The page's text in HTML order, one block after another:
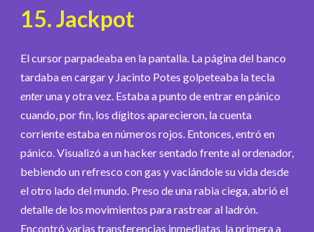
15. Jackpot
El cursor parpadeaba en la pantalla. La página del banco
tardaba en cargar y Jacinto Potes golpeteaba la tecla
enteruna y otra vez. Estaba a punto de entrar en pánico
cuando, por fin, los dígitos aparecieron, la cuenta
corriente estaba en números rojos. Entonces, entró en
pánico. Visualizó a un hacker sentado frente al ordenador,
bebiendo un refresco con gas y vaciándole su vida desde
el otro lado del mundo. Preso de una rabia ciega, abrió el
detalle de los movimientos para rastrear al ladrón.
Encontró varias transferencias inmediatas, la primera a